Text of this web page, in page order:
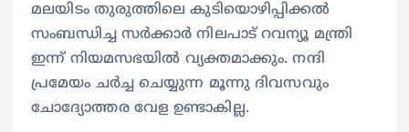
മലയിടം തുരുത്തിലെ കുടിയൊഴിപ്പിക്കൽ
സംബന്ധിച്ച സർക്കാർ നിലപാട് റവന്യൂ മന്ത്രി
ഇന്ന് നിയമസഭയിൽ വ്യക്തമാക്കും. നന്ദി
പ്രമേയം ചർച്ച ചെയ്യുന്ന മൂന്നു ദിവസവും
ചോദ്യോത്തര വേള ഉണ്ടാകില്ല.